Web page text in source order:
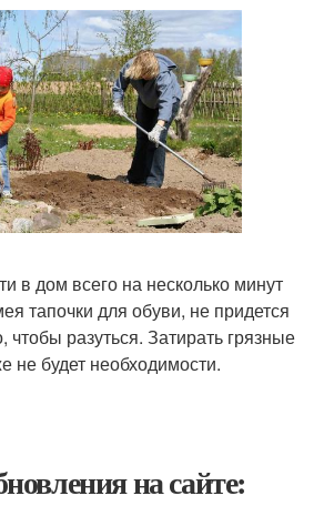
в дом всего на несколько минут
тапочки для обуви, не придется
чтобы разуться. Затирать грязные
не будет необходимости.
на сайте: